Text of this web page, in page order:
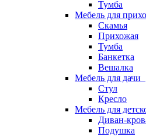
Тумба
Мебель для
Скамья
Прихожая
Тумба
Банкетка
Вешалка
Мебель для дачи
Стул
Кресло
Мебель для
Диван-
Подушка